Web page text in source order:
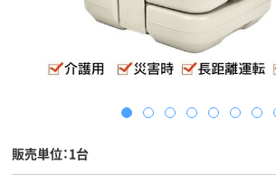
販売単位：1台